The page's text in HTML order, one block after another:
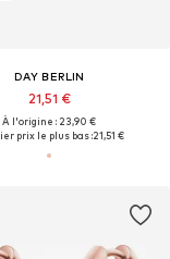
DAY BERLIN
21,51 €
À l'origine : 23,90 €
prix le plus bas :21,51 €